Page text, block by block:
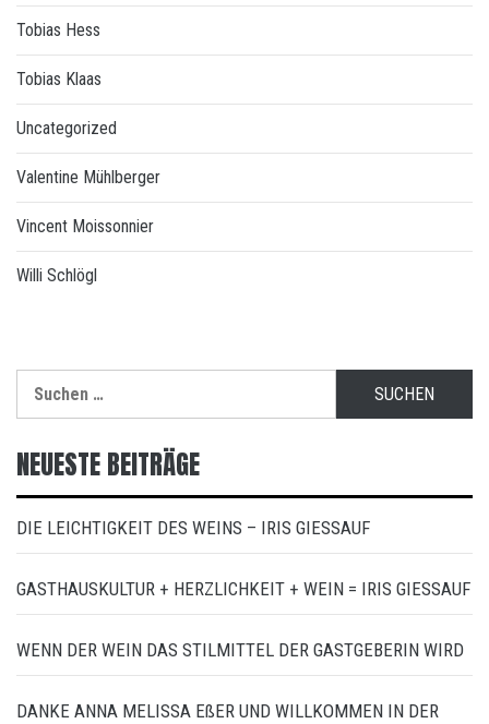
Tobias Hess
Tobias Klaas
Uncategorized
Valentine Mühlberger
Vincent Moissonnier
Willi Schlögl
nach:
NEUESTE BEITRÄGE
DIE LEICHTIGKEIT DES WEINS – IRIS GIESSAUF
GASTHAUSKULTUR + HERZLICHKEIT + WEIN = IRIS GIESSAUF
WENN DER WEIN DAS STILMITTEL DER GASTGEBERIN WIRD
DANKE ANNA MELISSA EßER UND WILLKOMMEN IN DER